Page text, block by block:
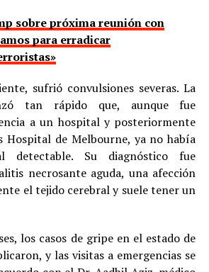
sobre próxima reunión con
para erradicar
sufrió convulsiones severas. La
tan rápido que, aunque fue
a un hospital y posteriormente
Hospital de Melbourne, ya no había
detectable. Su diagnóstico fue
necrosante aguda, una afección
el tejido cerebral y suele tener un
los casos de gripe en el estado de
y las visitas a emergencias se